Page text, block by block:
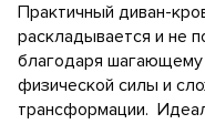
Практичный диван-
раскладывается и не
благодаря
физической силы и
трансформации.